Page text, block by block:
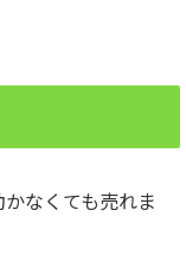
なくても売れま